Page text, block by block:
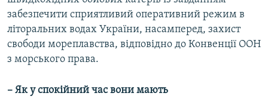
забезпечити сприятливий оперативний режим в
літоральних водах України, насамперед, захист
свободи мореплавства, відповідно до Конвенції ООН
з морського права.
– Як у спокійний час вони мають